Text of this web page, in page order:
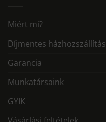
Miért mi?
Díjmentes házhozszállítás
Garancia
Munkatársaink
GYIK